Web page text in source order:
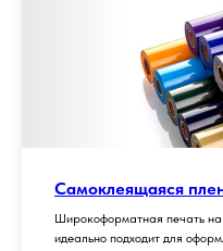
Самоклеящаяся
Широкоформатная печать
идеально подходит для